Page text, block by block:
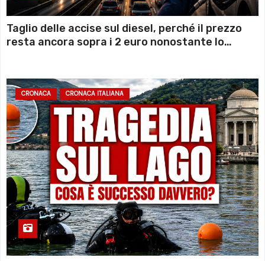
Taglio delle accise sul diesel, perché il prezzo
resta ancora sopra i 2 euro nonostante lo
CRONACA CRONACA ITALIANA